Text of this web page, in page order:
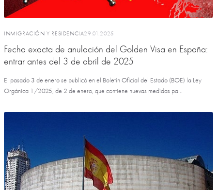
INMIGRACIÓN Y RESIDENCIA29.01.2025
Fecha exacta de anulación del Golden Visa en España:
entrar antes del 3 de abril de 2025
El pasado 3 de enero se publicó en el Boletín Oficial del Estado (BOE) la Ley
Orgánica 1/2025, de 2 de enero, que contiene nuevas medidas pa...